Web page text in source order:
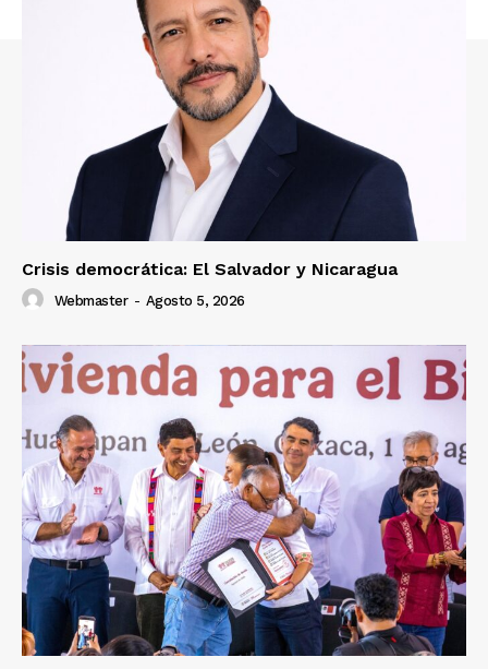
Crisis democrática: El Salvador y Nicaragua
Webmaster - Agosto 5, 2026